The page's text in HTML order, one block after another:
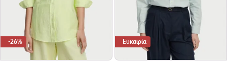
-26% Ευκαιρία